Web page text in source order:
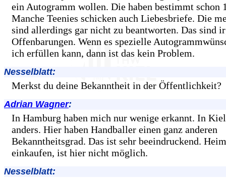
ein Autogramm wollen. Die haben bestimmt schon
Manche Teenies schicken auch Liebesbriefe. Die
sind allerdings gar nicht zu beantworten. Das sind
Offenbarungen. Wenn es spezielle
ich erfüllen kann, dann ist das kein Problem.
Nesselblatt:
Merkst du deine Bekanntheit in der Öffentlichkeit?
Adrian Wagner:
In Hamburg haben mich nur wenige erkannt. In
anders. Hier haben Handballer einen ganz anderen
Bekanntheitsgrad. Das ist sehr beeindruckend.
einkaufen, ist hier nicht möglich.
Nesselblatt: